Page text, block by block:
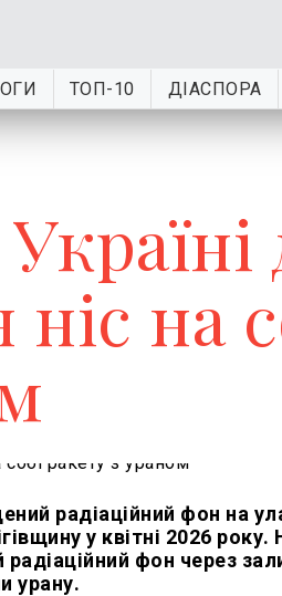
ТОП-10 ДІАСПОРА
ніс на
радіаційний фон на
у квітні 2026 року.
фон через
урану.